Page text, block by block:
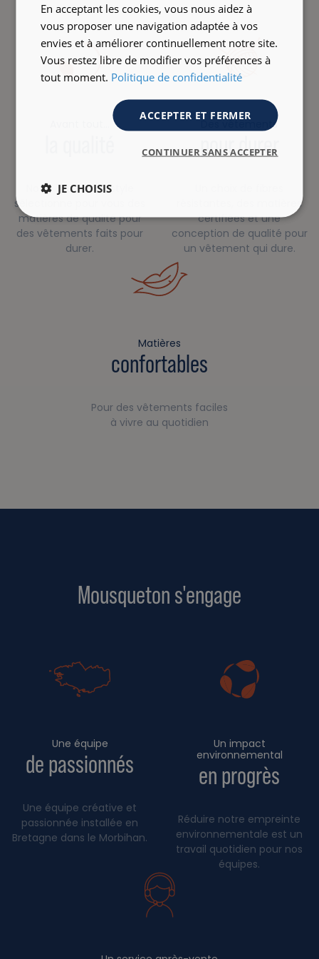
Notre bureau de style
sélectionne pour vous des
matières de qualité pour
des vêtements faits pour
durer.
Des vêtements
pour durer
résistantes, des matières
certifiées et une
conception de qualité pour
un vêtement qui dure.
Matières
confortables
Pour des vêtements faciles
à vivre au quotidien
Mousqueton s'engage
Une équipe
de passionnés
Une équipe créative et
passionnée installée en
Bretagne dans le Morbihan.
Un impact
environnemental
en progrès
Réduire notre empreinte
environnementale est un
travail quotidien pour nos
équipes.
En acceptant les cookies, vous nous aidez à
vous proposer une navigation adaptée à vos
envies et à améliorer continuellement notre site.
Vous restez libre de modifier vos préférences à
tout moment. Politique de confidentialité
ACCEPTER ET FERMER
CONTINUER SANS ACCEPTER
JE CHOISIS